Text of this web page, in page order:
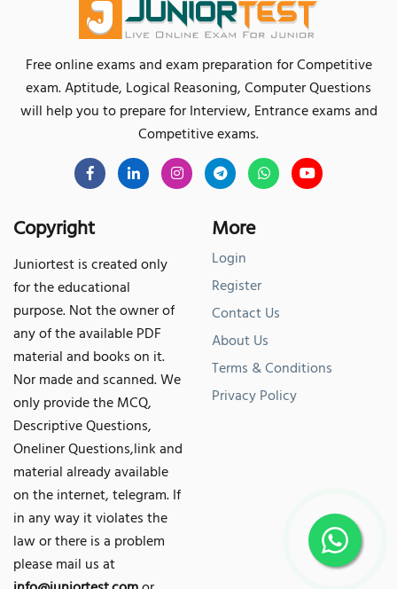
Free online exams and exam preparation for Competitive
exam. Aptitude, Logical Reasoning, Computer Questions
will help you to prepare for Interview, Entrance exams and
Competitive exams.
Copyright
Juniortest is created only
for the educational
purpose. Not the owner of
any of the available PDF
material and books on it.
Nor made and scanned. We
only provide the MCQ,
Descriptive Questions,
Oneliner Questions,link and
material already available
on the internet, telegram. If
in any way it violates the
law or there is a problem
please mail us at
More
Login
Register
Contact Us
About Us
Terms & Conditions
Privacy Policy